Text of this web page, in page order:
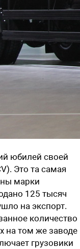
юбилей своей
. Это та самая
марки
125 тысяч
на экспорт.
количество
на том же заводе
грузовики